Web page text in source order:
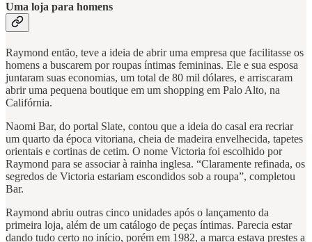
Uma loja para homens
Raymond então, teve a ideia de abrir uma empresa que facilitasse os
homens a buscarem por roupas íntimas femininas. Ele e sua esposa
juntaram suas economias, um total de 80 mil dólares, e arriscaram
abrir uma pequena boutique em um shopping em Palo Alto, na
Califórnia.
Naomi Bar, do portal Slate, contou que a ideia do casal era recriar
um quarto da época vitoriana, cheia de madeira envelhecida, tapetes
orientais e cortinas de cetim. O nome Victoria foi escolhido por
Raymond para se associar à rainha inglesa. “Claramente refinada, os
segredos de Victoria estariam escondidos sob a roupa”, completou
Bar.
Raymond abriu outras cinco unidades após o lançamento da
primeira loja, além de um catálogo de peças íntimas. Parecia estar
dando tudo certo no início, porém em 1982, a marca estava prestes a